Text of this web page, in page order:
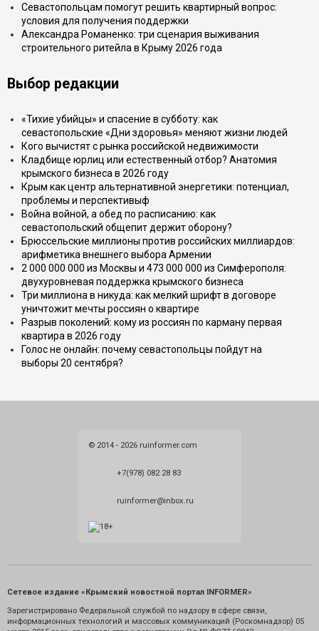
Севастопольцам помогут решить квартирный вопрос:
условия для получения поддержки
Александра Романенко: три сценария выживания
строительного ритейла в Крыму 2026 года
Выбор редакции
«Тихие убийцы» и спасение в субботу: как
севастопольские «Дни здоровья» меняют жизни людей
Кого вычистят с рынка российской недвижимости
Кладбище юрлиц или естественный отбор? Анатомия
крымского бизнеса в 2026 году
Крым как центр альтернативной энергетики: потенциал,
проблемы и перспективыф
Война войной, а обед по расписанию: как
севастопольский общепит держит оборону?
Брюссельские миллионы против российских миллиардов:
арифметика внешнего выбора Армении
2 000 000 000 из Москвы и 473 000 000 из Симферополя:
двухуровневая поддержка крымского бизнеса
Три миллиона в никуда: как мелкий шрифт в договоре
уничтожит мечты россиян о квартире
Разрыв поколений: кому из россиян по карману первая
квартира в 2026 году
Голос не онлайн: почему севастопольцы пойдут на
выборы 20 сентября?
© 2014 - 2026 ruinformer.com
+7(978) 082 28 83
ruinformer@inbox.ru
Сетевое издание «Крымский новостной портал INFORMER»
Зарегистрировано Федеральной службой по надзору в сфере связи,
информационных технологий и массовых коммуникаций (Роскомнадзор) 05